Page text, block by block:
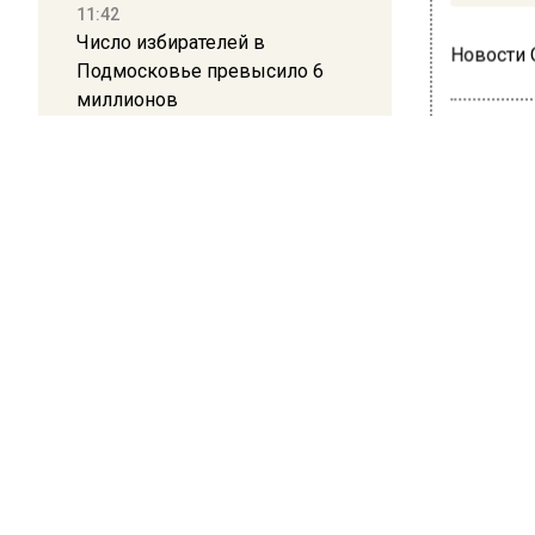
11:42
Число избирателей в
Подмосковье превысило 6
миллионов